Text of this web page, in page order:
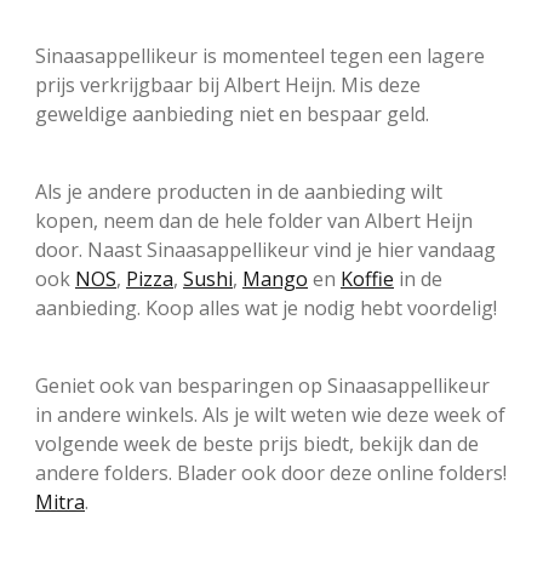
Sinaasappellikeur is momenteel tegen een lagere
prijs verkrijgbaar bij Albert Heijn. Mis deze
geweldige aanbieding niet en bespaar geld.
Als je andere producten in de aanbieding wilt
kopen, neem dan de hele folder van Albert Heijn
door. Naast Sinaasappellikeur vind je hier vandaag
ook NOS, Pizza, Sushi, Mango en Koffie in de
aanbieding. Koop alles wat je nodig hebt voordelig!
Geniet ook van besparingen op Sinaasappellikeur
in andere winkels. Als je wilt weten wie deze week of
volgende week de beste prijs biedt, bekijk dan de
andere folders. Blader ook door deze online folders!
Mitra.